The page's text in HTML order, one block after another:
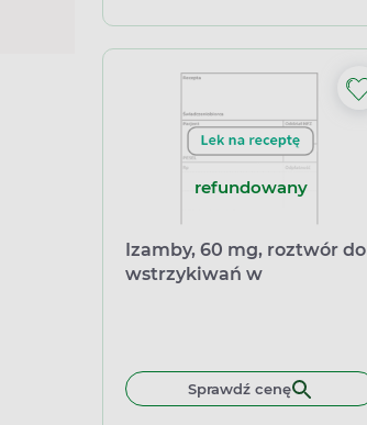
refundowany
Izamby, 60 mg, roztwór do
wstrzykiwań w
Sprawdź cenę